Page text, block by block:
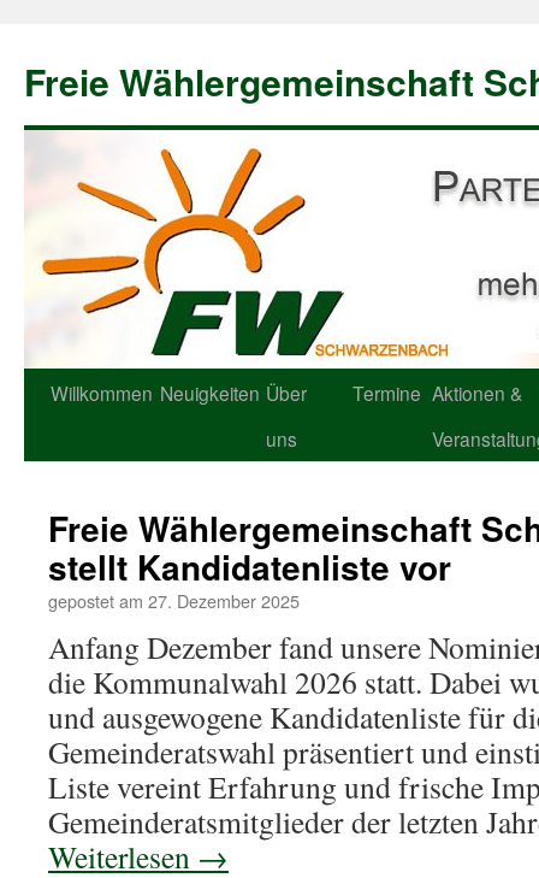
Freie Wählergemeinschaft
Willkommen Neuigkeiten Über
uns
Termine Aktionen &
Freie Wählergemeinschaft
stellt Kandidatenliste vor
gepostet am 27. Dezember 2025
Anfang Dezember fand unsere
die Kommunalwahl 2026 statt. Dabei
und ausgewogene Kandidatenliste für
Gemeinderatswahl präsentiert und
Liste vereint Erfahrung und frische
Gemeinderatsmitglieder der letzten
Weiterlesen →